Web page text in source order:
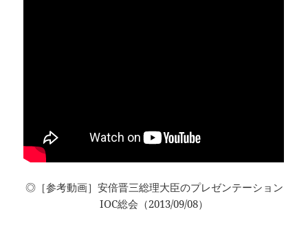
◎［参考動画］安倍晋三総理大臣のプレゼンテーション
IOC総会（2013/09/08）